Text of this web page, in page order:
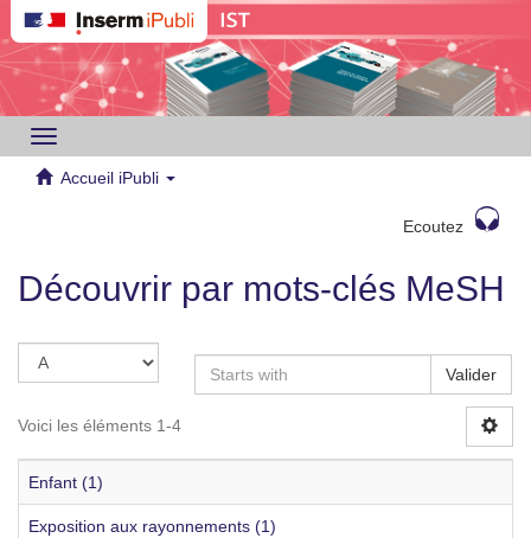
Toggle
navigation
Accueil iPubli
Ecoutez
Découvrir par mots-clés MeSH
Valider
Voici les éléments 1-4
Enfant (1)
Exposition aux rayonnements (1)